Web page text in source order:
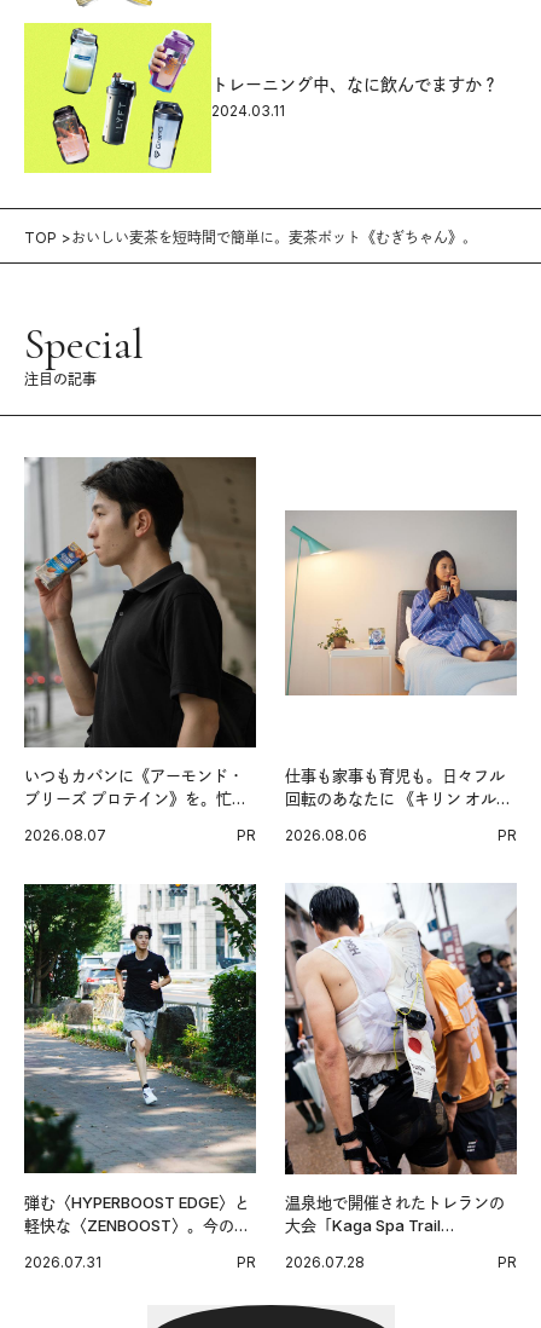
トレーニング中、なに飲んでますか？
2024.03.11
TOP おいしい麦茶を短時間で簡単に。麦茶ポット《むぎちゃん》。
Special
注目の記事
いつもカバンに《アーモンド・
ブリーズ プロテイン》を。忙し
グ習慣。
2026.08.07 PR
仕事も家事も育児も。日々フル
回転のあなたに 《キリン オルニ
2026.08.06 PR
弾む〈HYPERBOOST EDGE〉と
軽快な〈ZENBOOST〉。今の時
出した新機軸。
2026.07.31 PR
温泉地で開催されたトレランの
大会「Kaga Spa Trail
戦を夢見るランナーたちの奮闘
2026.07.28 PR